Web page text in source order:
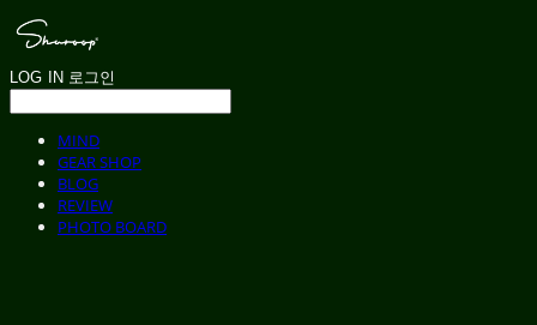
LOG IN 로그인
MIND
GEAR SHOP
BLOG
REVIEW
PHOTO BOARD